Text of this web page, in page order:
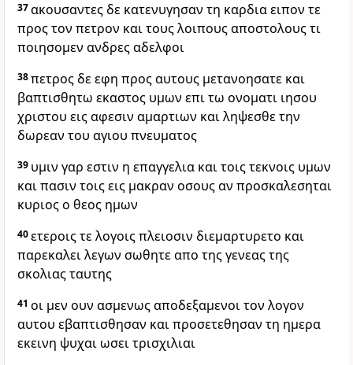
37ακουσαντες δε κατενυγησαν τη καρδια ειπον τε
προς τον πετρον και τους λοιπους αποστολους τι
ποιησομεν ανδρες αδελφοι
38πετρος δε εφη προς αυτους μετανοησατε και
βαπτισθητω εκαστος υμων επι τω ονοματι ιησου
χριστου εις αφεσιν αμαρτιων και ληψεσθε την
δωρεαν του αγιου πνευματος
39 υμιν γαρ εστιν η επαγγελια και τοις τεκνοις υμων
και πασιν τοις εις μακραν οσους αν προσκαλεσηται
κυριος ο θεος ημων
40ετεροις τε λογοις πλειοσιν διεμαρτυρετο και
παρεκαλει λεγων σωθητε απο της γενεας της
σκολιας ταυτης
41 οι μεν ουν ασμενως αποδεξαμενοι τον λογον
αυτου εβαπτισθησαν και προσετεθησαν τη ημερα
εκεινη ψυχαι ωσει τρισχιλιαι